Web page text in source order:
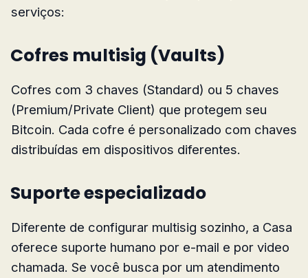
serviços:
Cofres multisig (Vaults)
Cofres com 3 chaves (Standard) ou 5 chaves
(Premium/Private Client) que protegem seu
Bitcoin. Cada cofre é personalizado com chaves
distribuídas em dispositivos diferentes.
Suporte especializado
Diferente de configurar multisig sozinho, a Casa
oferece suporte humano por e-mail e por video
chamada. Se você busca por um atendimento